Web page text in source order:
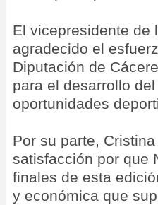
El vicepresidente de
agradecido el
Diputación de
para el desarrollo
oportunidades
Por su parte,
satisfacción por que
finales de esta
y económica que